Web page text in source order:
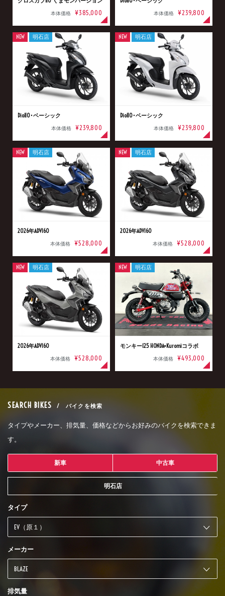
本体価格 ¥385,000 本体価格 ¥239,800
Dio110･ベーシック
本体価格 ¥239,800
NEW 明石店
Dio110･ベーシック
本体価格 ¥239,800
NEW 明石店
2026年ADV160
本体価格 ¥528,000
NEW 明石店
2026年ADV160
本体価格 ¥528,000
NEW 明石店
2026年ADV160
本体価格 ¥528,000
NEW 明石店
モンキー125 HONDA×Kuromiコラボ
本体価格 ¥493,000
NEW 明石店
SEARCH BIKES / バイクを検索
タイプやメーカー、排気量、価格などからお好みのバイクを検索できま
す。
新車 中古車
明石店
タイプ
メーカー
排気量